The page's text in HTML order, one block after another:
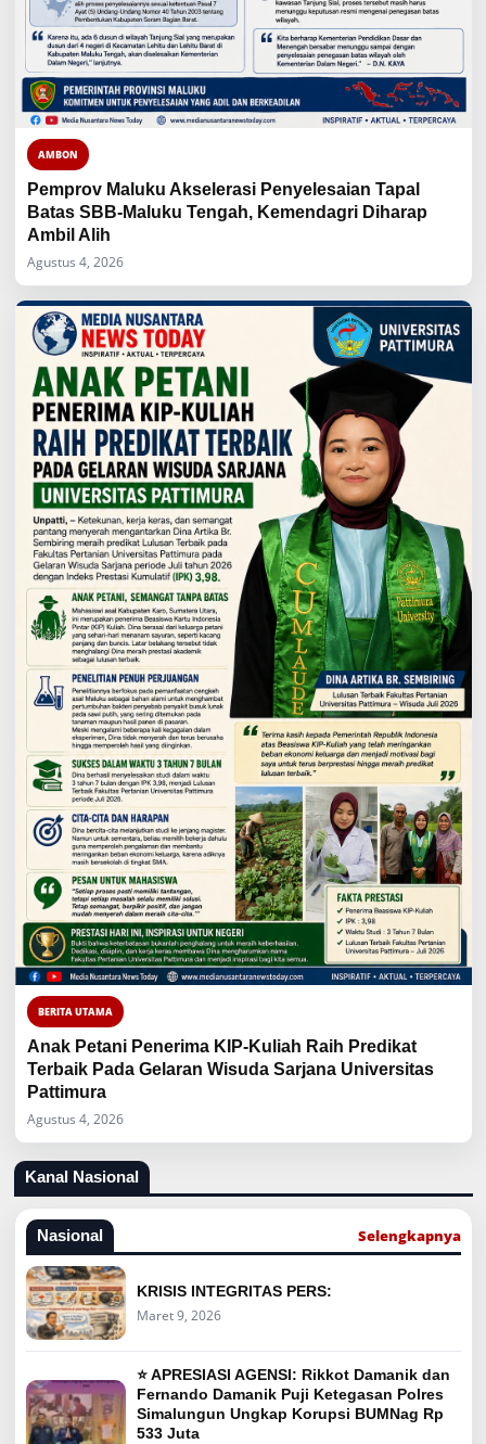
AMBON
Pemprov Maluku Akselerasi Penyelesaian Tapal
Batas SBB-Maluku Tengah, Kemendagri Diharap
Ambil Alih
Agustus 4, 2026
BERITA UTAMA
Anak Petani Penerima KIP-Kuliah Raih Predikat
Terbaik Pada Gelaran Wisuda Sarjana Universitas
Pattimura
Agustus 4, 2026
Kanal Nasional
Nasional Selengkapnya
KRISIS INTEGRITAS PERS:
Maret 9, 2026
⭐ APRESIASI AGENSI: Rikkot Damanik dan
Fernando Damanik Puji Ketegasan Polres
Simalungun Ungkap Korupsi BUMNag Rp
533 Juta